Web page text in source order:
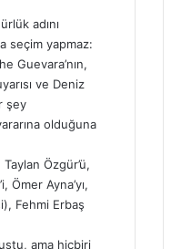
adını
seçim yapmaz:
Guevara’nın,
ve Deniz
şey
olduğuna
Özgür’ü,
Ömer Ayna’yı,
Fehmi Erbaş
ama hiçbiri